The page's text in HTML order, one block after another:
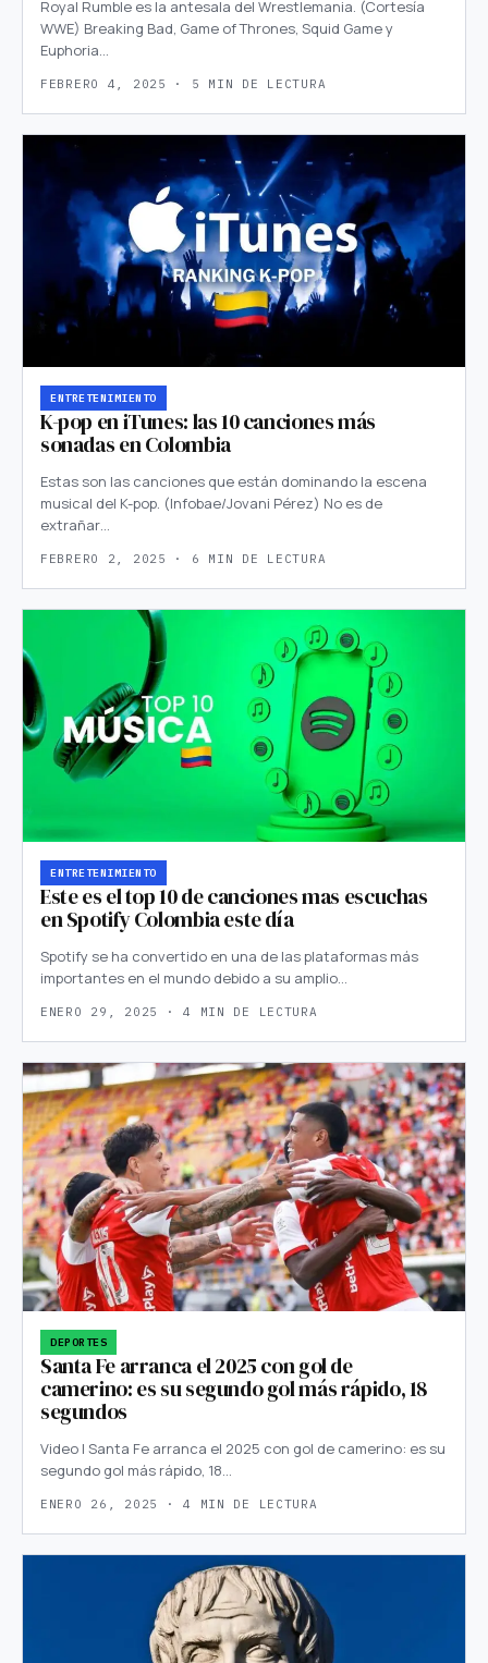
Royal Rumble es la antesala del Wrestlemania. (Cortesía
WWE) Breaking Bad, Game of Thrones, Squid Game y
Euphoria…
FEBRERO 4, 2025 · 5 MIN DE LECTURA
ENTRETENIMIENTO
K-pop en iTunes: las 10 canciones más
sonadas en Colombia
Estas son las canciones que están dominando la escena
musical del K-pop. (Infobae/Jovani Pérez) No es de
extrañar…
FEBRERO 2, 2025 · 6 MIN DE LECTURA
ENTRETENIMIENTO
Este es el top 10 de canciones mas escuchas
en Spotify Colombia este día
Spotify se ha convertido en una de las plataformas más
importantes en el mundo debido a su amplio…
ENERO 29, 2025 · 4 MIN DE LECTURA
DEPORTES
Santa Fe arranca el 2025 con gol de
camerino: es su segundo gol más rápido, 18
segundos
Video | Santa Fe arranca el 2025 con gol de camerino: es su
segundo gol más rápido, 18…
ENERO 26, 2025 · 4 MIN DE LECTURA